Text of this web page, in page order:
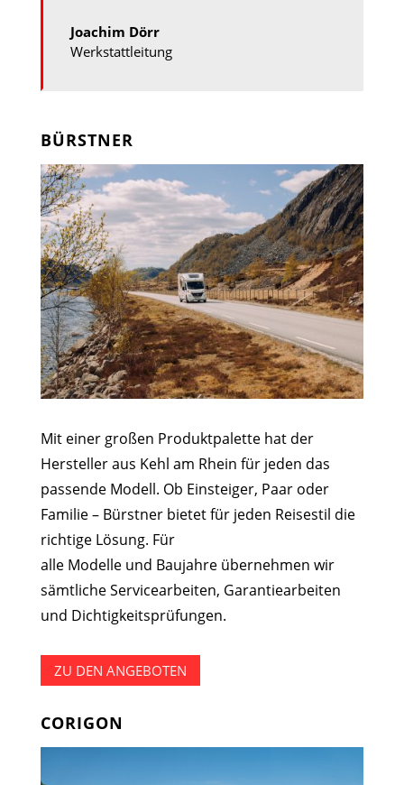
Joachim Dörr
Werkstattleitung
BÜRSTNER
Mit einer großen Produktpalette hat der
Hersteller aus Kehl am Rhein für jeden das
passende Modell. Ob Einsteiger, Paar oder
Familie – Bürstner bietet für jeden Reisestil die
richtige Lösung. Für
alle Modelle und Baujahre übernehmen wir
sämtliche Servicearbeiten, Garantiearbeiten
und Dichtigkeitsprüfungen.
ZU DEN ANGEBOTEN
CORIGON